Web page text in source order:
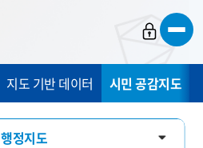
지도 기반 데이터 시민 공감지도
행정지도